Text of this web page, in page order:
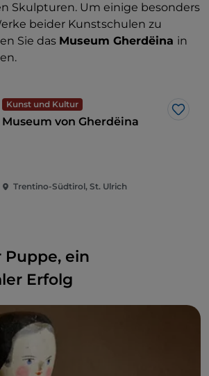
Skulpturen. Um einige besonders
beider Kunstschulen zu
Sie das Museum Gherdëina in
Kunst und Kultur
Like
Museum von Gherdëina
Trentino-Südtirol, St. Ulrich
Puppe, ein
Erfolg